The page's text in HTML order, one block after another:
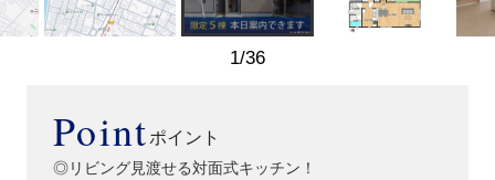
1/36
Point ポイント
◎リビング見渡せる対面式キッチン！